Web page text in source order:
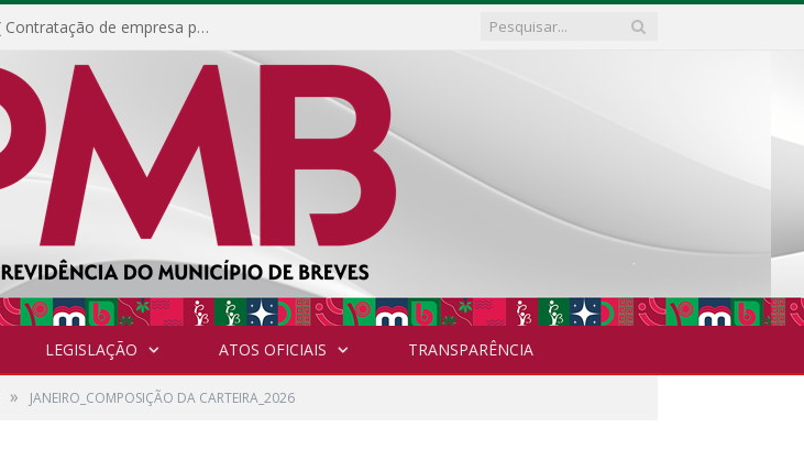
DISPENSA DE LICITAÇÃO Nº 003/2026 ( Contratação de empresa para fornecimento de gêneros alimentícios não perecíveis, materiais de expediente, descartáveis, copa e cozinha, para análise e posterior publicação.)
LEGISLAÇÃO ATOS OFICIAIS TRANSPARÊNCIA
» JANEIRO_COMPOSIÇÃO DA CARTEIRA_2026